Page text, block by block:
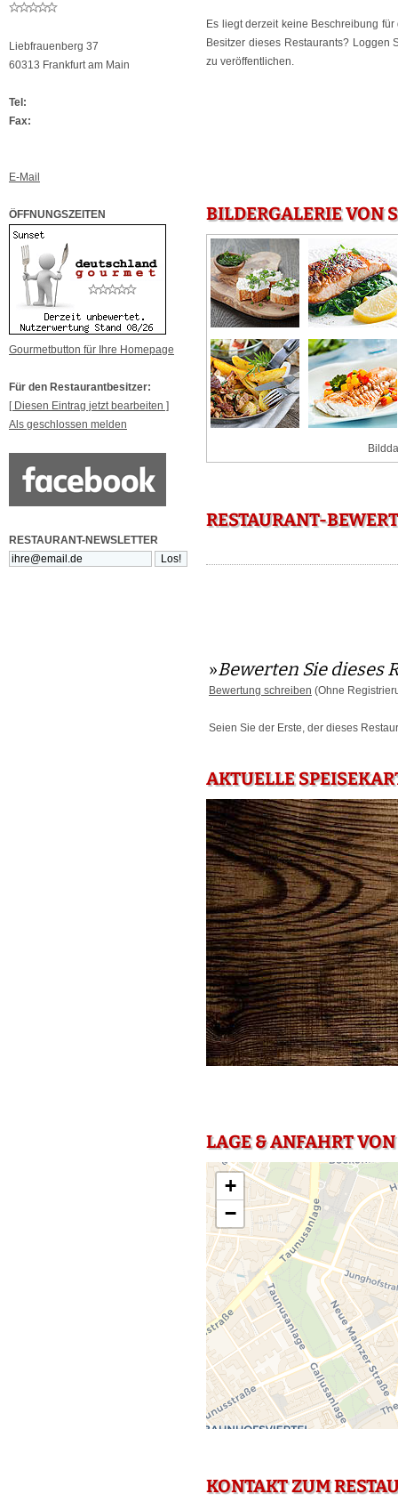
Liebfrauenberg 37
60313 Frankfurt am Main
Tel:
Fax:
E-Mail
ÖFFNUNGSZEITEN
Gourmetbutton für Ihre Homepage
Für den Restaurantbesitzer:
[ Diesen Eintrag jetzt bearbeiten ]
Als geschlossen melden
RESTAURANT-NEWSLETTER
Es liegt derzeit keine Beschreibung
Besitzer dieses Restaurants? Loggen
zu veröffentlichen.
BILDERGALERIE VON
RESTAURANT-
»Bewerten Sie dieses
Bewertung schreiben (Ohne
Seien Sie der Erste, der dieses
AKTUELLE
LAGE & ANFAHRT
+
−
KONTAKT ZUM